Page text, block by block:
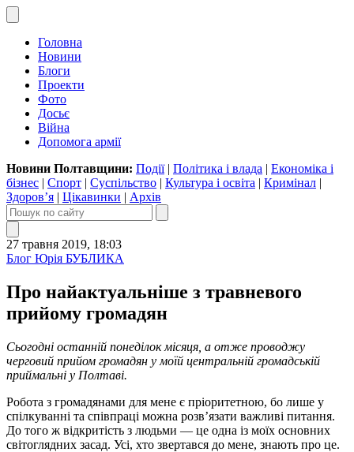
Головна
Новини
Блоги
Проекти
Фото
Досьє
Війна
Допомога армії
Новини Полтавщини: Події| Політика і влада | Економіка і
бізнес | Спорт | Суспільство | Культура і освіта | Кримінал |
Здоров’я | Цікавинки | Архів
27 травня 2019, 18:03
Блог Юрія БУБЛИКА
Про найактуальніше з травневого
прийому громадян
Сьогодні останній понеділок місяця, а отже проводжу
черговий прийом громадян у моїй центральній громадській
приймальні у Полтаві.
Робота з громадянами для мене є пріоритетною, бо лише у
спілкуванні та співпраці можна розв’язати важливі питання.
До того ж відкритість з людьми — це одна із моїх основних
світоглядних засад. Усі, хто звертався до мене, знають про це.